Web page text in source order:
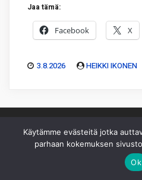
Jaa tämä:
Facebook X
3.8.2026 HEIKKI IKONEN
Käytämme evästeitä jotka
parhaan kokemuksen
Ok